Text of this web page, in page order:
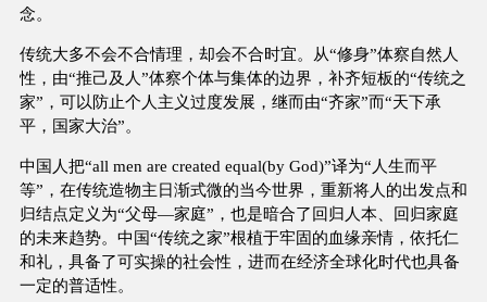
念。
传统大多不会不合情理，却会不合时宜。从“修身”体察自然人
性，由“推己及人”体察个体与集体的边界，补齐短板的“传统之
家”，可以防止个人主义过度发展，继而由“齐家”而“天下承
平，国家大治”。
中国人把“all men are created equal(by God)”译为“人生而平
等”，在传统造物主日渐式微的当今世界，重新将人的出发点和
归结点定义为“父母—家庭”，也是暗合了回归人本、回归家庭
的未来趋势。中国“传统之家”根植于牢固的血缘亲情，依托仁
和礼，具备了可实操的社会性，进而在经济全球化时代也具备
一定的普适性。